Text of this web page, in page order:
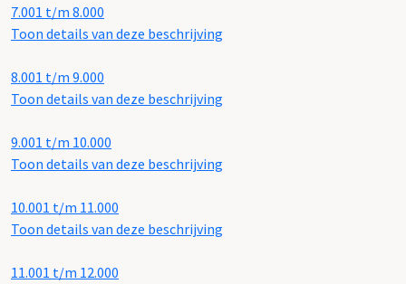
7.001 t/m 8.000
Toon details van deze beschrijving
8.001 t/m 9.000
Toon details van deze beschrijving
9.001 t/m 10.000
Toon details van deze beschrijving
10.001 t/m 11.000
Toon details van deze beschrijving
11.001 t/m 12.000